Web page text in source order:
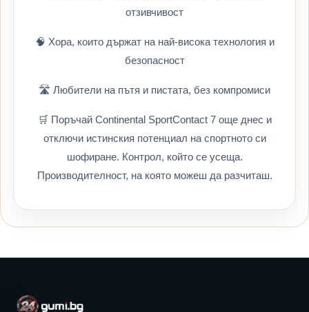
отзивчивост
🧠 Хора, които държат на най-висока технология и
безопасност
🛣️ Любители на пътя и пистата, без компромиси
🛒 Поръчай Continental SportContact 7 още днес и
отключи истинския потенциал на спортното си
шофиране. Контрол, който се усеща.
Производителност, на която можеш да разчиташ.